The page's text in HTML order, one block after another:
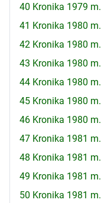
40 Kronika 1979 m.
41 Kronika 1980 m.
42 Kronika 1980 m.
43 Kronika 1980 m.
44 Kronika 1980 m.
45 Kronika 1980 m.
46 Kronika 1980 m.
47 Kronika 1981 m.
48 Kronika 1981 m.
49 Kronika 1981 m.
50 Kronika 1981 m.